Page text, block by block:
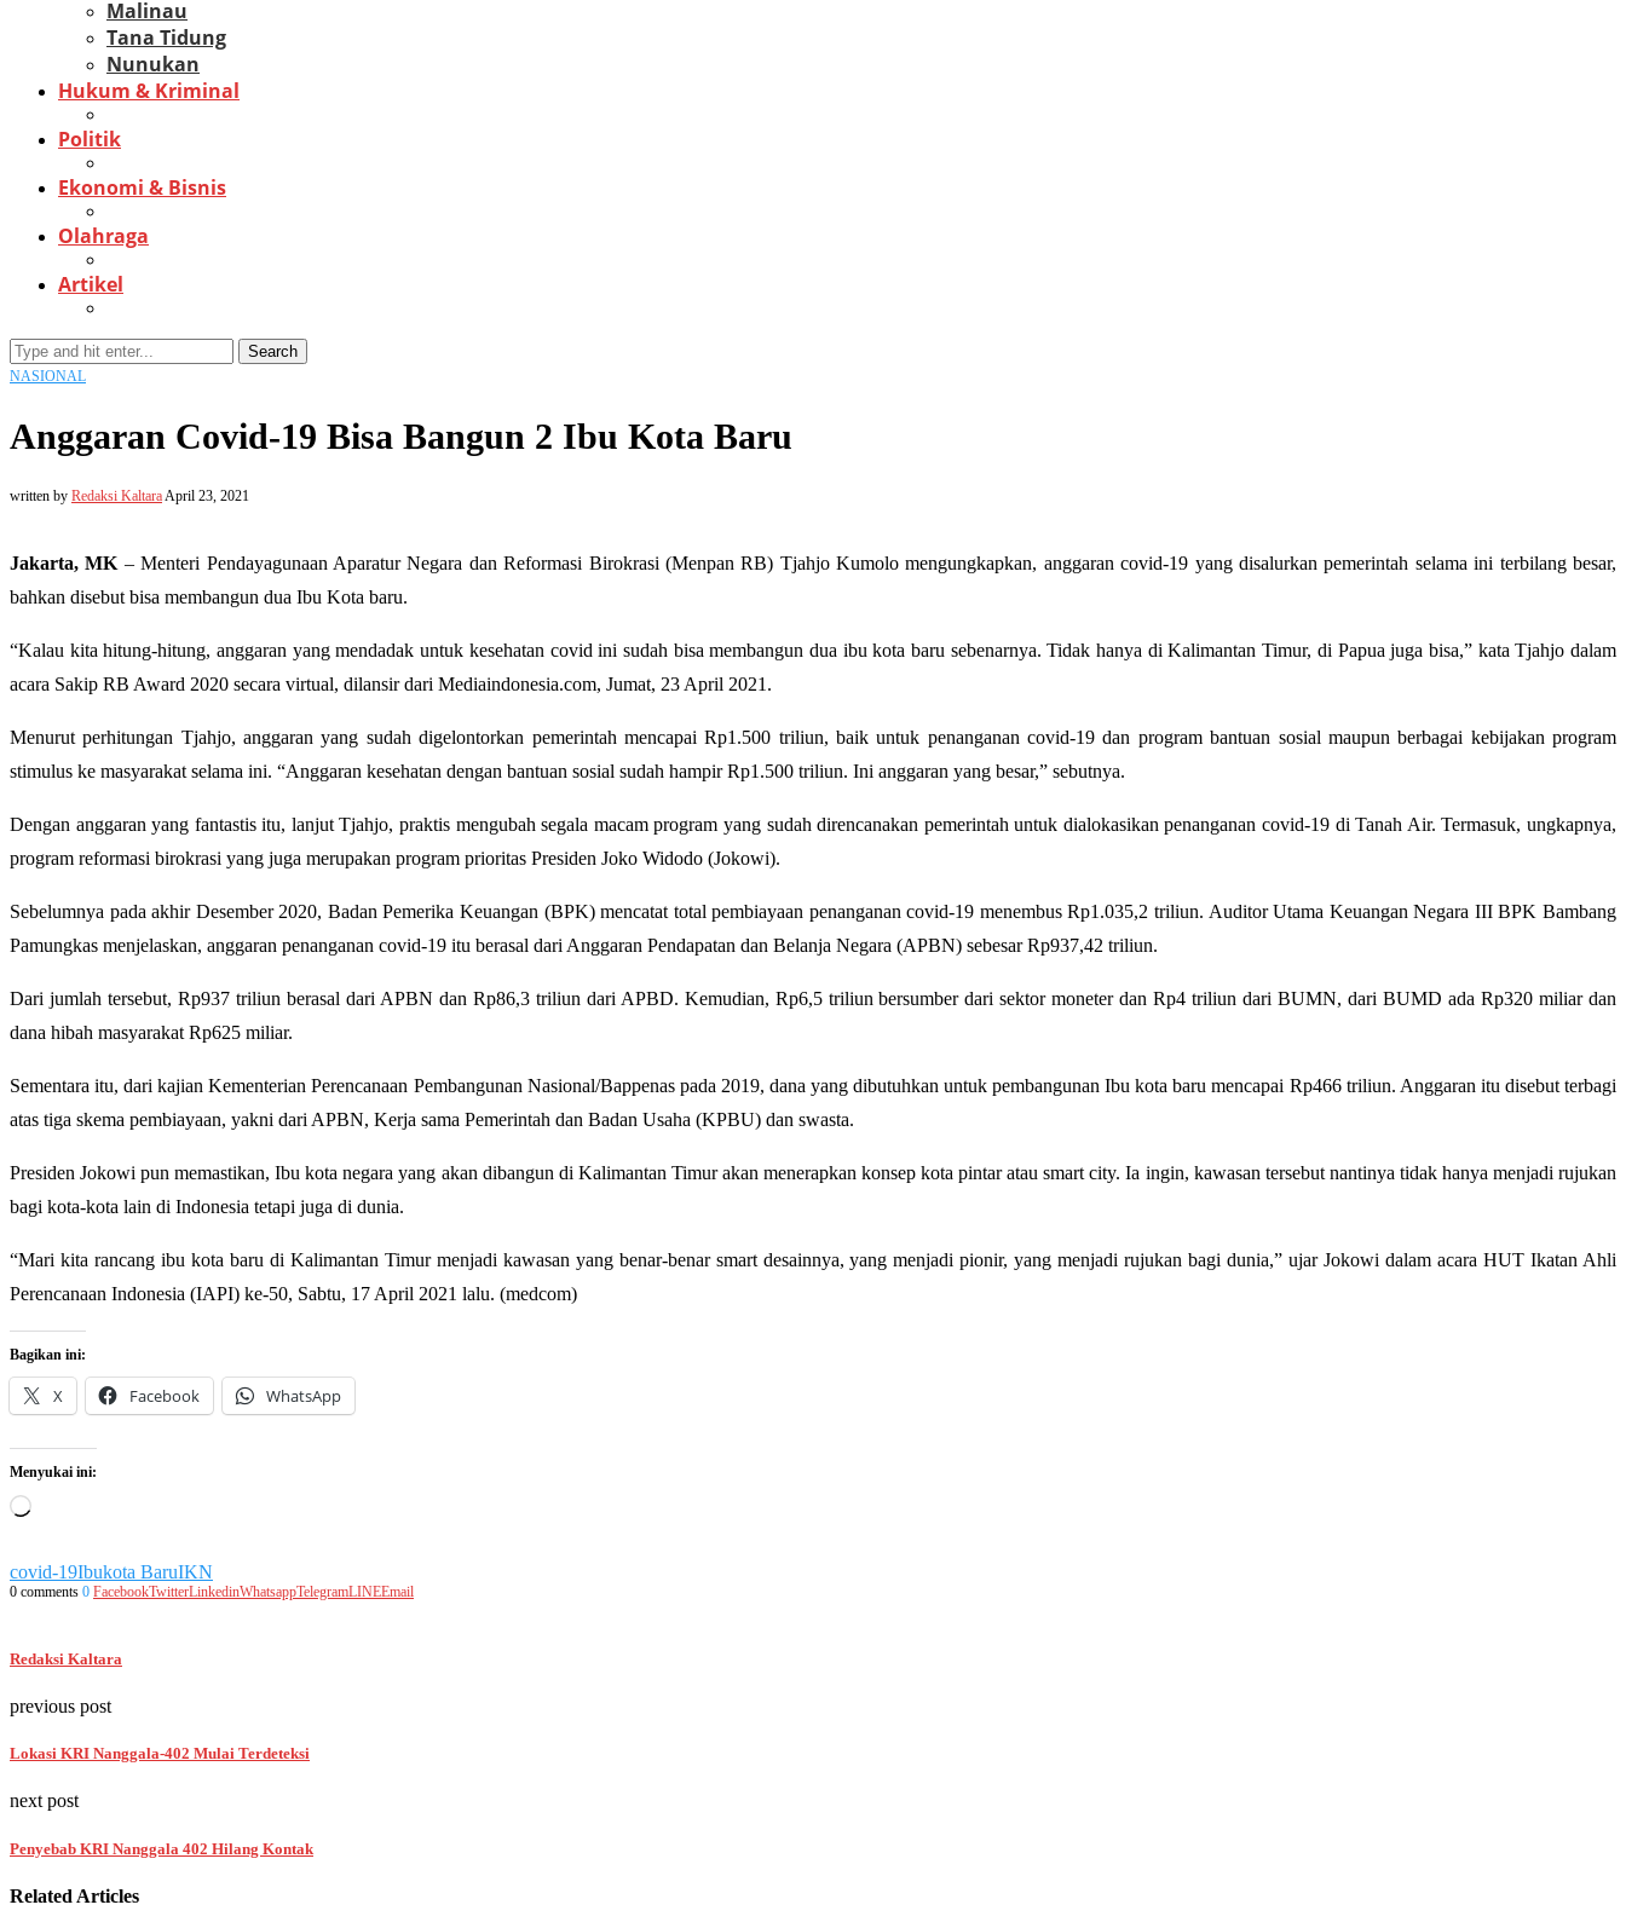
Malinau
Tana Tidung
Nunukan
Hukum & Kriminal
Politik
Ekonomi & Bisnis
Olahraga
Artikel
Search
NASIONAL
Anggaran Covid-19 Bisa Bangun 2 Ibu Kota Baru
written by Redaksi Kaltara April 23, 2021
Jakarta, MK – Menteri Pendayagunaan Aparatur Negara dan Reformasi Birokrasi (Menpan RB) Tjahjo Kumolo mengungkapkan, anggaran covid-19 yang disalurkan pemerintah selama ini terbilang besar,
bahkan disebut bisa membangun dua Ibu Kota baru.
“Kalau kita hitung-hitung, anggaran yang mendadak untuk kesehatan covid ini sudah bisa membangun dua ibu kota baru sebenarnya. Tidak hanya di Kalimantan Timur, di Papua juga bisa,” kata Tjahjo dalam
acara Sakip RB Award 2020 secara virtual, dilansir dari Mediaindonesia.com, Jumat, 23 April 2021.
Menurut perhitungan Tjahjo, anggaran yang sudah digelontorkan pemerintah mencapai Rp1.500 triliun, baik untuk penanganan covid-19 dan program bantuan sosial maupun berbagai kebijakan program
stimulus ke masyarakat selama ini. “Anggaran kesehatan dengan bantuan sosial sudah hampir Rp1.500 triliun. Ini anggaran yang besar,” sebutnya.
Dengan anggaran yang fantastis itu, lanjut Tjahjo, praktis mengubah segala macam program yang sudah direncanakan pemerintah untuk dialokasikan penanganan covid-19 di Tanah Air. Termasuk, ungkapnya,
program reformasi birokrasi yang juga merupakan program prioritas Presiden Joko Widodo (Jokowi).
Sebelumnya pada akhir Desember 2020, Badan Pemerika Keuangan (BPK) mencatat total pembiayaan penanganan covid-19 menembus Rp1.035,2 triliun. Auditor Utama Keuangan Negara III BPK Bambang
Pamungkas menjelaskan, anggaran penanganan covid-19 itu berasal dari Anggaran Pendapatan dan Belanja Negara (APBN) sebesar Rp937,42 triliun.
Dari jumlah tersebut, Rp937 triliun berasal dari APBN dan Rp86,3 triliun dari APBD. Kemudian, Rp6,5 triliun bersumber dari sektor moneter dan Rp4 triliun dari BUMN, dari BUMD ada Rp320 miliar dan
dana hibah masyarakat Rp625 miliar.
Sementara itu, dari kajian Kementerian Perencanaan Pembangunan Nasional/Bappenas pada 2019, dana yang dibutuhkan untuk pembangunan Ibu kota baru mencapai Rp466 triliun. Anggaran itu disebut terbagi
atas tiga skema pembiayaan, yakni dari APBN, Kerja sama Pemerintah dan Badan Usaha (KPBU) dan swasta.
Presiden Jokowi pun memastikan, Ibu kota negara yang akan dibangun di Kalimantan Timur akan menerapkan konsep kota pintar atau smart city. Ia ingin, kawasan tersebut nantinya tidak hanya menjadi rujukan
bagi kota-kota lain di Indonesia tetapi juga di dunia.
“Mari kita rancang ibu kota baru di Kalimantan Timur menjadi kawasan yang benar-benar smart desainnya, yang menjadi pionir, yang menjadi rujukan bagi dunia,” ujar Jokowi dalam acara HUT Ikatan Ahli
Perencanaan Indonesia (IAPI) ke-50, Sabtu, 17 April 2021 lalu. (medcom)
Bagikan ini:
X Facebook WhatsApp
Menyukai ini:
Memuat...
covid-19Ibukota BaruIKN
0 comments 0 FacebookTwitterLinkedinWhatsappTelegramLINEEmail
Redaksi Kaltara
previous post
Lokasi KRI Nanggala-402 Mulai Terdeteksi
next post
Penyebab KRI Nanggala 402 Hilang Kontak
Related Articles